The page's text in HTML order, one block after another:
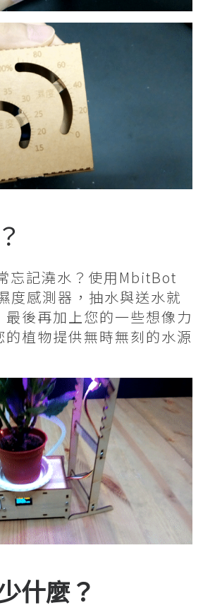
忘記澆水？使用MbitBot
度感測器，抽水與送水就
後再加上您的一些想像力
植物提供無時無刻的水源
什麼？